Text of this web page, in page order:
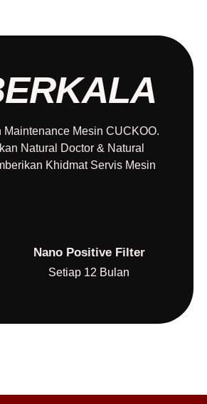
Mesin CUCKOO.
Natural Doctor & Natural
Khidmat Servis Mesin
Nano Positive Filter
Setiap 12 Bulan